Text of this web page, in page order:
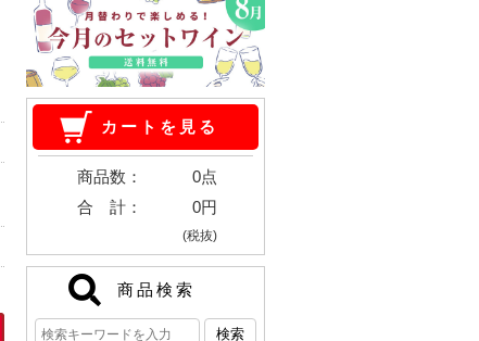
カートを見る
商品数：
0点
合 計：
0円
(税抜)
商品検索